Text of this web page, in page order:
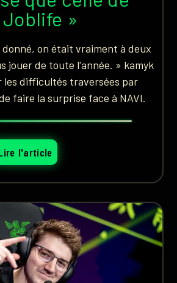
Joblife »
on était vraiment à deux
jouer de toute l'année. » kamyk
les difficultés traversées par
faire la surprise face à NAVI.
l'article